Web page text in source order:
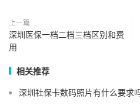
上一篇
深圳医保一档二档三档区别和费
用
相关推荐
深圳社保卡数码照片有什么要求